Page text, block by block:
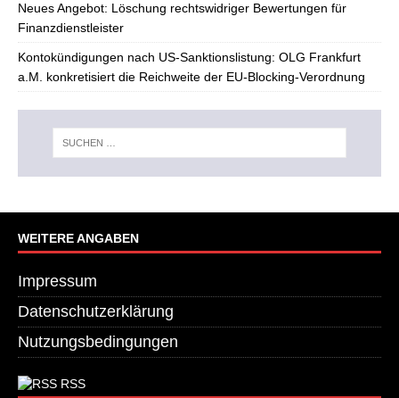
Neues Angebot: Löschung rechtswidriger Bewertungen für
Finanzdienstleister
Kontokündigungen nach US-Sanktionslistung: OLG Frankfurt
a.M. konkretisiert die Reichweite der EU-Blocking-Verordnung
WEITERE ANGABEN
Impressum
Datenschutzerklärung
Nutzungsbedingungen
RSS